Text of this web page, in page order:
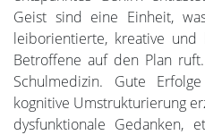
Geist sind eine Einheit,
leiborientierte, kreative
Betroffene auf den Plan
Schulmedizin. Gute
kognitive Umstrukturierung
dysfunktionale Gedanken,